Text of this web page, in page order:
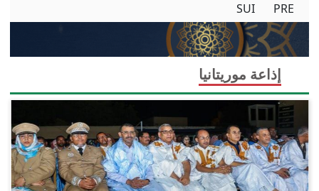
PRE
SUI
إذاعة موريتانيا